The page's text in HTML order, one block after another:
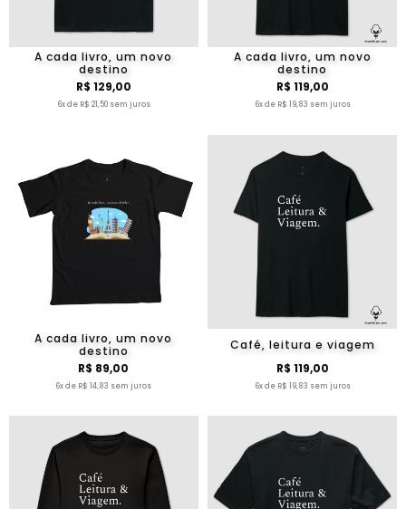
A cada livro, um novo
destino
R$ 129,00
6x de R$ 21,50 sem juros
A cada livro, um novo
destino
R$ 119,00
6x de R$ 19,83 sem juros
A cada livro, um novo
destino
R$ 89,00
6x de R$ 14,83 sem juros
Café, leitura e viagem
R$ 119,00
6x de R$ 19,83 sem juros